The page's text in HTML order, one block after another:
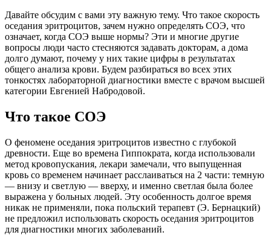
Давайте обсудим с вами эту важную тему. Что такое скорость
оседания эритроцитов, зачем нужно определять СОЭ, что
означает, когда СОЭ выше нормы? Эти и многие другие
вопросы люди часто стесняются задавать докторам, а дома
долго думают, почему у них такие цифры в результатах
общего анализа крови. Будем разбираться во всех этих
тонкостях лабораторной диагностики вместе с врачом высшей
категории Евгенией Набродовой.
Что такое СОЭ
О феномене оседания эритроцитов известно с глубокой
древности. Еще во времена Гиппократа, когда использовали
метод кровопускания, лекари замечали, что выпущенная
кровь со временем начинает расслаиваться на 2 части: темную
— внизу и светлую — вверху, и именно светлая была более
выражена у больных людей. Эту особенность долгое время
никак не применяли, пока польский терапевт (Э. Бернацкий)
не предложил использовать скорость оседания эритроцитов
для диагностики многих заболеваний.